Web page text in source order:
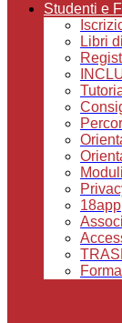
Studenti e
Libri
18app